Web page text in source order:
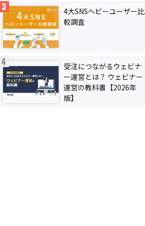
4大SNSヘビーユーザー比
較調査
受注につながるウェビナ
ー運営とは？ ウェビナー
運営の教科書【2026年
版】